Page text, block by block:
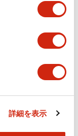
詳細を表示
光式 大形ボタン 3b1a ねじ
XN5E-LV413Q4MFR
非常停止用押